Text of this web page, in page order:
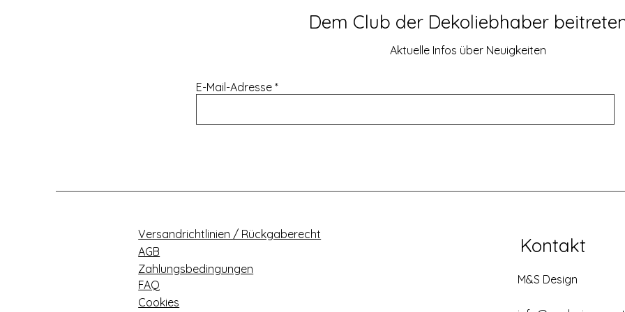
Dem Club der Dekoliebhaber
Aktuelle Infos über Neuigkeiten
E-Mail-Adresse
Versandrichtlinien / Rückgaberecht
AGB
Zahlungsbedingungen
FAQ
Cookies
Kontakt
M&S Design